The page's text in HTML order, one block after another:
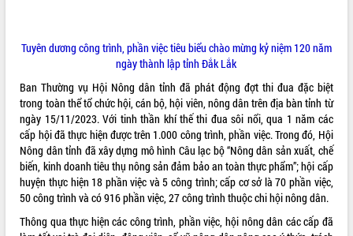
Kết nối tour, đẩy mạnh chuyển đổi số
để phát triển du lịch Đắk Lắk
Khởi động Dự án Đầu tư xây dựng hạ
tầng kỹ thuật Cụm công nghiệp Tân
Tiến
Gặp mặt các cơ quan báo chí nhân Kỷ
niệm 101 năm Ngày Báo chí Cách
mạng Việt Nam
Đắk Lắk sơ kết 4 năm triển khai thực
hiện Đề án 06 của Chính phủ
Họp báo thông tin về Hội nghị Công bố
Tuyên dương công trình, phần việc tiêu biểu chào mừng kỷ niệm 120 năm
ngày thành lập tỉnh Đắk Lắk
Ban Thường vụ Hội Nông dân tỉnh đã phát động đợt thi đua đặc biệt
trong toàn thể tổ chức hội, cán bộ, hội viên, nông dân trên địa bàn tỉnh từ
ngày 15/11/2023. Với tinh thần khí thế thi đua sôi nổi, qua 1 năm các
cấp hội đã thực hiện được trên 1.000 công trình, phần việc. Trong đó, Hội
Nông dân tỉnh đã xây dựng mô hình Câu lạc bộ “Nông dân sản xuất, chế
biến, kinh doanh tiêu thụ nông sản đảm bảo an toàn thực phẩm”; hội cấp
huyện thực hiện 18 phần việc và 5 công trình; cấp cơ sở là 70 phần việc,
50 công trình và có 916 phần việc, 27 công trình thuộc chi hội nông dân.
Thông qua thực hiện các công trình, phần việc, hội nông dân các cấp đã